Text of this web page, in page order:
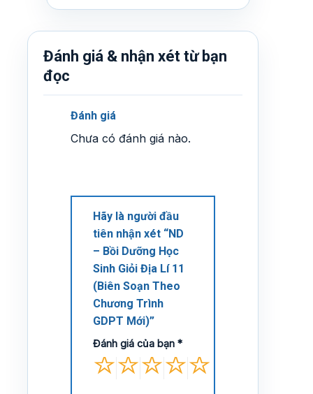
Đánh giá & nhận xét từ bạn
đọc
Đánh giá
Chưa có đánh giá nào.
Hãy là người đầu
tiên nhận xét “ND
– Bồi Dưỡng Học
Sinh Giỏi Địa Lí 11
(Biên Soạn Theo
Chương Trình
GDPT Mới)”
Đánh giá của bạn *